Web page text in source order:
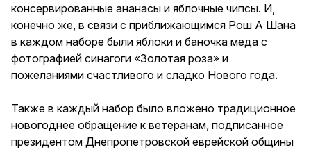
консервированные ананасы и яблочные чипсы. И,
конечно же, в связи с приближающимся Рош А Шана
в каждом наборе были яблоки и баночка меда с
фотографией синагоги «Золотая роза» и
пожеланиями счастливого и сладко Нового года.
Также в каждый набор было вложено традиционное
новогоднее обращение к ветеранам, подписанное
президентом Днепропетровской еврейской общины